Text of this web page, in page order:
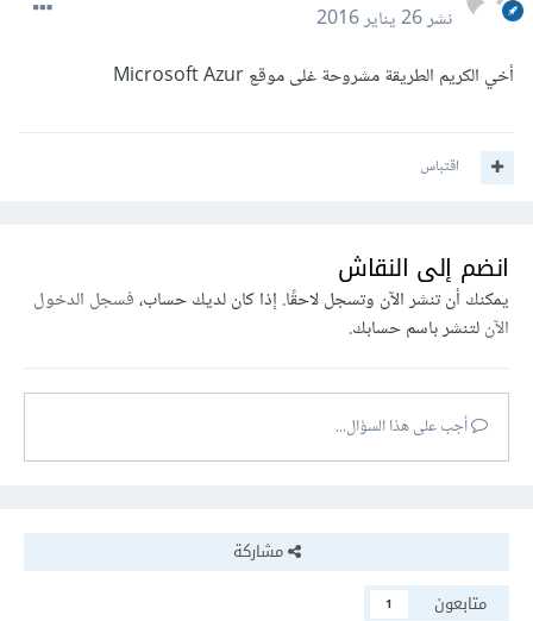
نشر26 يناير 2016
أخي الكريم الطريقة مشروحة غلى موقع Microsoft Azur
اقتباس
انضم إلى النقاش
يمكنك أن تنشر الآن وتسجل لاحقًا. إذا كان لديك حساب،فسجل الدخول
الآنلتنشر باسم حسابك.
أجب على هذا السؤال...
مشاركة
متابعون
1